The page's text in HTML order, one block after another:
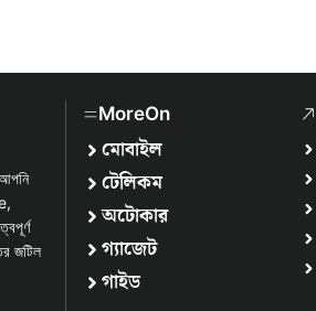
জটিল
MoreOn
মোবাইল
টেলিকম
অটোকার
গ্যাজেট
গাইড